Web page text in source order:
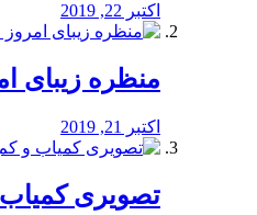
اکتبر 22, 2019
منظره‌‌ زیبای
اکتبر 21, 2019
️تصویری کمیاب و